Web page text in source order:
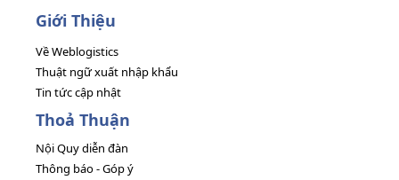
Giới Thiệu
Về Weblogistics
Thuật ngữ xuất nhập khẩu
Tin tức cập nhật
Thoả Thuận
Nội Quy diễn đàn
Thông báo - Góp ý